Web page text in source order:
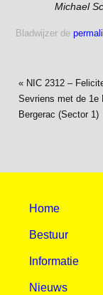
Michael
Bladwijzer de
«NIC 2312 –
Sevriens met de 1e
Bergerac (Sector 1)
Home
Bestuur
Informatie
Nieuws